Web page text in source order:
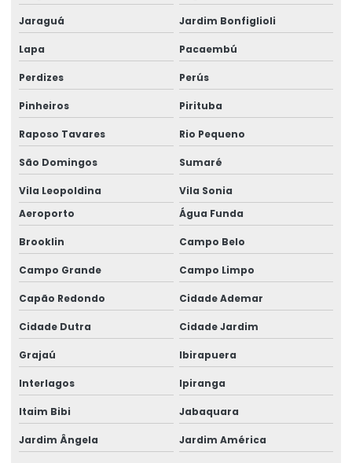
Cursos de projetos estruturais
Detalhamento de estrutura metálica
Dimensionamento Estrutural Para Prédios
Empresa de calculo estrutural
Empresa especializada em cálculo estrutural
Empresa Especializada Em Projeto Estrutural
Empresa especializada em estrutura metálica
Empresa de projeto estrutural
Empresa de projetos de engenharia civil
Engenharia Civil Calculo Estrutural
Engenharia civil laudo estrutural
Engenharia Civil Projeto Estrutural
Engenharia Estrutural
Engenharia Turnkey Para Galpões
Engenheiro Calculista Estrutural
Jaraguá Jardim Bonfiglioli
Lapa Pacaembú
Perdizes Perús
Pinheiros Pirituba
Raposo Tavares Rio Pequeno
São Domingos Sumaré
Vila Leopoldina
Vila Sonia
Aeroporto
Água Funda
Brooklin Campo Belo
Campo Grande Campo Limpo
Capão Redondo Cidade Ademar
Cidade Dutra Cidade Jardim
Grajaú Ibirapuera
Interlagos Ipiranga
Itaim Bibi Jabaquara
Jardim Ângela Jardim América